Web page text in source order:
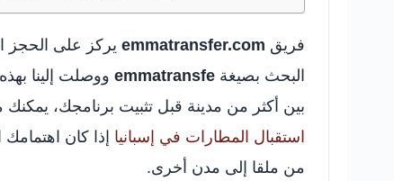
فريق emmatransfer.com يركز على الحجز
البحث بصيغة emmatransfe ووصلت إلينا
بين أكثر من مدينة قبل تثبيت برنامجك،
استقبال المطارات في إسبانيا إذا كان
من ملقا إلى مدن أخرى.